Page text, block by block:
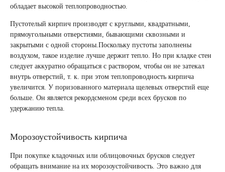
обладает высокой теплопроводностью.
Пустотелый кирпич производят с круглыми, квадратными,
прямоугольными отверстиями, бывающими сквозными и
закрытыми с одной стороны.Поскольку пустоты заполнены
воздухом, такое изделие лучше держит тепло. Но при кладке стен
следует аккуратно обращаться с раствором, чтобы он не затекал
внутрь отверстий, т. к. при этом теплопроводность кирпича
увеличится. У поризованного материала щелевых отверстий еще
больше. Он является рекордсменом среди всех брусков по
удержанию тепла.
Морозоустойчивость кирпича
При покупке кладочных или облицовочных брусков следует
обращать внимание на их морозоустойчивость. Это важно для